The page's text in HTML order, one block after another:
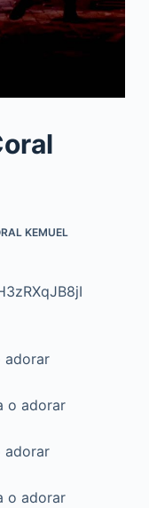
KEMUEL
adorar
o adorar
adorar
o adorar